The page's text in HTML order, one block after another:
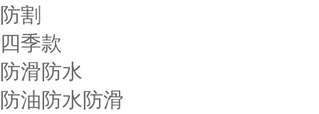
防割
四季款
防滑防水
防油防水防滑